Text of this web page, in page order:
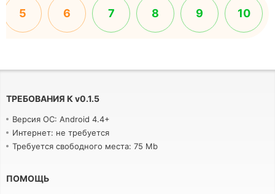
5 6 7 8 9 10
ТРЕБОВАНИЯ К v0.1.5
Версия ОС: Android 4.4+
Интернет: не требуется
Требуется свободного места: 75 Mb
ПОМОЩЬ